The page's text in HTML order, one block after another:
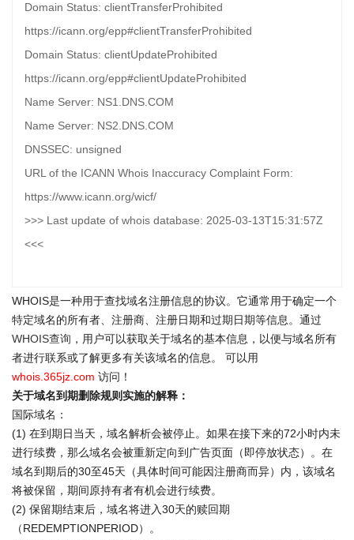
Domain Status: clientTransferProhibited
https://icann.org/epp#clientTransferProhibited
Domain Status: clientUpdateProhibited
https://icann.org/epp#clientUpdateProhibited
Name Server: NS1.DNS.COM
Name Server: NS2.DNS.COM
DNSSEC: unsigned
URL of the ICANN Whois Inaccuracy Complaint Form:
https://www.icann.org/wicf/
>>> Last update of whois database: 2025-03-13T15:31:57Z
<<<
WHOIS是一种用于查找域名注册信息的协议。它通常用于确定一个
特定域名的所有者、注册商、注册日期和过期日期等信息。通过
WHOIS查询 ，用户可以获取关于域名的基本信息，以便与域名所有
者进行联系或了解更多有关该域名的信息。 可以用
whois.365jz.com 访问！
关于域名到期删除规则实施的解释：
国际域名：
(1) 在到期日当天，域名解析会被停止。如果在接下来的72小时内未
进行续费，那么域名会被重新定向到广告页面（即停放状态）。在
域名到期后的30至45天（具体时间可能因注册商而异）内，该域名
将被保留，期间原持有者有机会进行续费。
(2) 保留期结束后，域名将进入30天的赎回期
（REDEMPTIONPERIOD）。